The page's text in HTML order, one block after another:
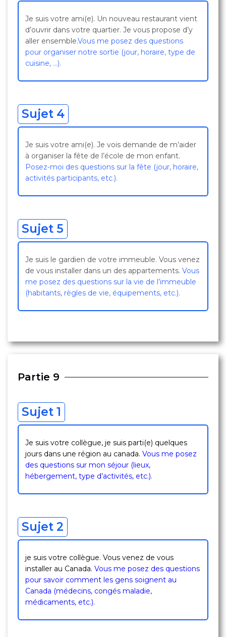
Je suis votre ami(e). Un nouveau restaurant vient
d’ouvrir dans votre quartier. Je vous propose d’y
aller ensemble.Vous me posez des questions
pour organiser notre sortie (jour, horaire, type de
cuisine, …).
Sujet 4
Je suis votre ami(e). Je vois demande de m’aider
à organiser la fête de l’école de mon enfant.
Posez-moi des questions sur la fête (jour, horaire,
activités participants, etc.).
Sujet 5
Je suis le gardien de votre immeuble. Vous venez
de vous installer dans un des appartements. Vous
me posez des questions sur la vie de l’immeuble
(habitants, règles de vie, équipements, etc.).
Partie 9
Sujet 1
Je suis votre collègue, je suis parti(e) quelques
jours dans une région au canada. Vous me posez
des questions sur mon séjour (lieux,
hébergement, type d’activités, etc.).
Sujet 2
je suis votre collègue. Vous venez de vous
installer au Canada. Vous me posez des questions
pour savoir comment les gens soignent au
Canada (médecins, congés maladie,
médicaments, etc.).